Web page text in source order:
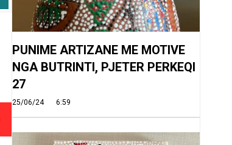
PUNIME ARTIZANE ME MOTIVE
NGA BUTRINTI, PJETER PERKEQI
27
25/06/24 6:59